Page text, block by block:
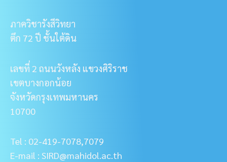
ภาควิชารังสีวิทยา
ตึก 72 ปี ชั้นใต้ดิน
เลขที่ 2 ถนนวังหลัง แขวงศิริราช
เขตบางกอกน้อย
จังหวัดกรุงเทพมหานคร
10700
Tel : 02-419-7078,7079
E-mail : SIRD@mahidol.ac.th